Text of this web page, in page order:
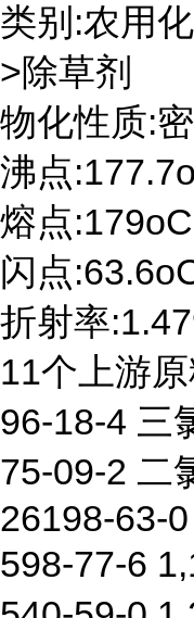
类别:农用
>除草剂
物化性质:
沸点
熔点:179oC
闪点
折射率
11个上游
96-18-4 三
75-09-2 二
26198-63-0
598-77-6